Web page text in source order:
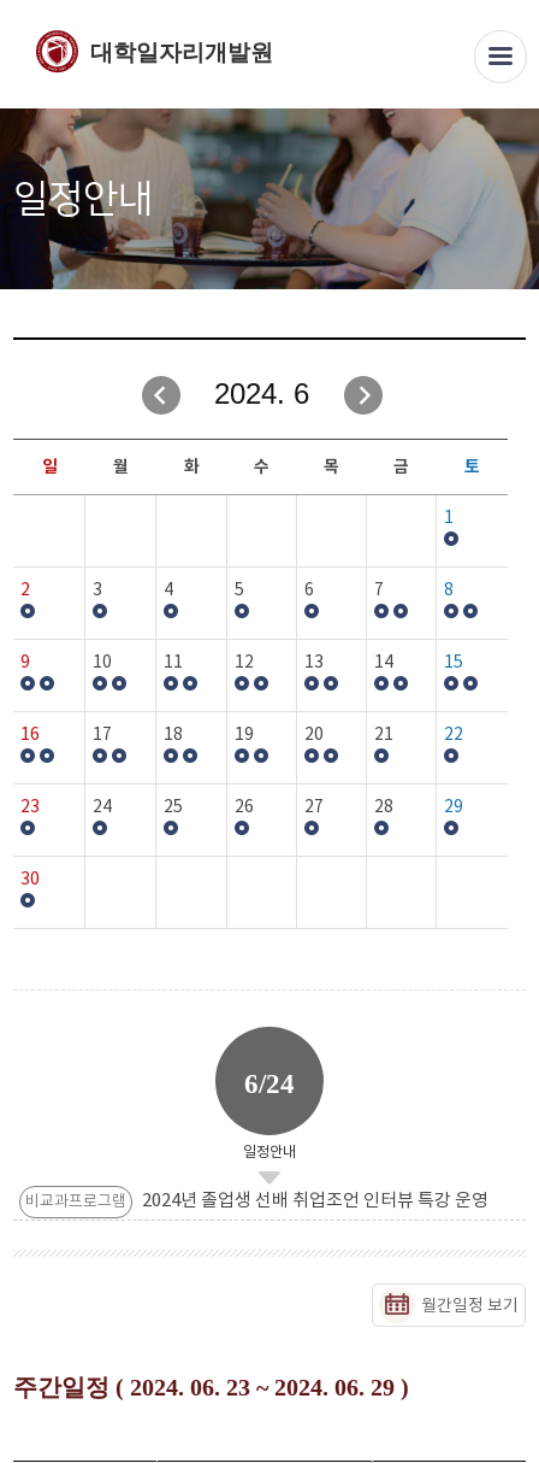
대학일자리개발원
일정안내
2024. 6
일 월 화 수 목 금 토
1
2 3 4 5 6 7 8
9 10 11 12 13 14 15
16 17 18 19 20 21 22
23 24 25 26 27 28 29
30
6/24
일정안내
비교과프로그램 2024년 졸업생 선배 취업조언 인터뷰 특강 운영
월간일정 보기
주간일정 ( 2024. 06. 23 ~ 2024. 06. 29 )